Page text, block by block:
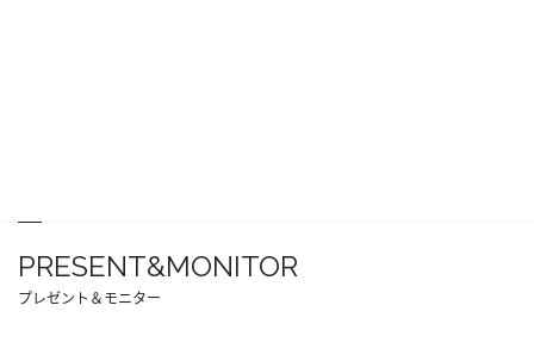
PRESENT&MONITOR
プレゼント＆モニター